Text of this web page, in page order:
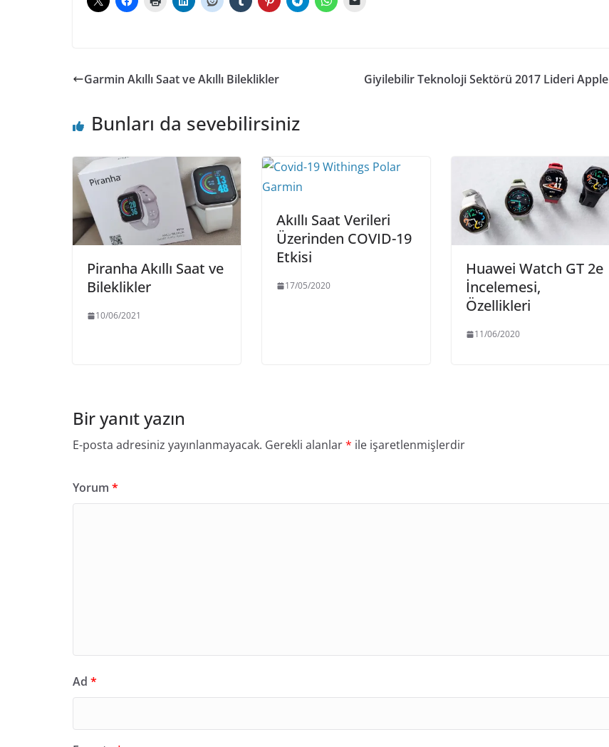
Garmin Akıllı Saat ve Akıllı Bileklikler Giyilebilir Teknoloji Sektörü 2017 Lideri Apple
Bunları da sevebilirsiniz
Piranha Akıllı Saat ve
Bileklikler
10/06/2021
Akıllı Saat Verileri
Üzerinden COVID-19
Etkisi
17/05/2020
Huawei Watch GT 2e
İncelemesi,
Özellikleri
11/06/2020
Bir yanıt yazın
E-posta adresiniz yayınlanmayacak. Gerekli alanlar* ile işaretlenmişlerdir
Yorum *
Ad *